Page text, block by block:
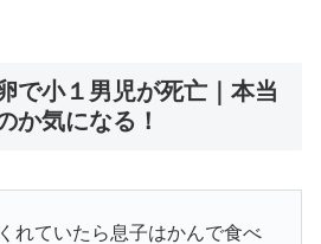
で小１男児が死亡｜本当
か気になる！
れていたら息子はかんで食べ